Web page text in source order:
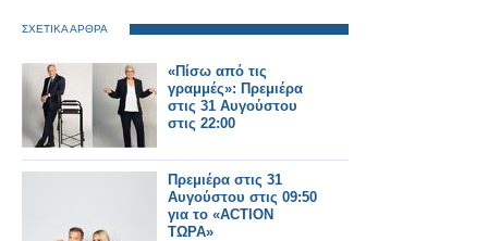
ΣΧΕΤΙΚΑ ΑΡΘΡΑ
«Πίσω από τις
γραμμές»: Πρεμιέρα
στις 31 Αυγούστου
στις 22:00
Πρεμιέρα στις 31
Αυγούστου στις 09:50
για το «ACTION
ΤΩΡΑ»